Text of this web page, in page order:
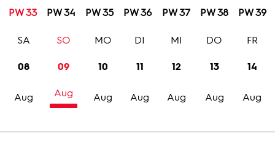
Programm
Trailer
Bilder
PW 33 PW 34 PW 35 PW 36 PW 37 PW 38 PW 39
08
Aug
SA
09
Aug
SO
10
Aug
MO
11
Aug
DI
12
Aug
MI
13
Aug
DO
14
Aug
FR